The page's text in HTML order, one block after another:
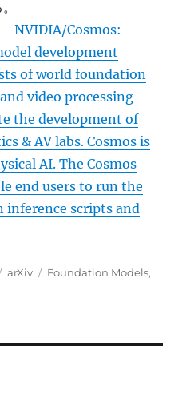
NVIDIA/Cosmos:
development
of world foundation
video processing
the development of
& AV labs. Cosmos is
AI. The Cosmos
end users to run the
inference scripts and
カ
arXiv
タ
Foundation Models,